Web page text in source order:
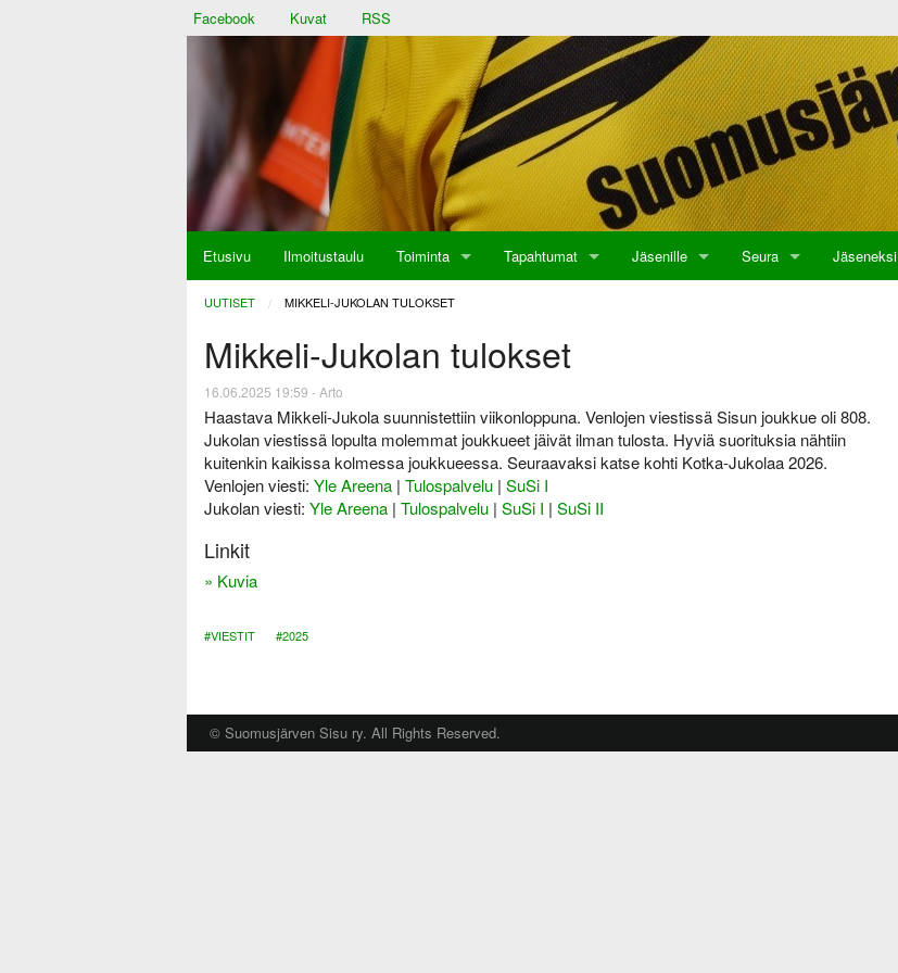
Facebook Kuvat RSS
Etusivu Ilmoitustaulu Toiminta Tapahtumat Jäsenille Seura Jäseneksi
UUTISET CURRENT:
MIKKELI-JUKOLAN TULOKSET
Mikkeli-Jukolan tulokset
16.06.2025 19:59 - Arto
Haastava Mikkeli-Jukola suunnistettiin viikonloppuna. Venlojen viestissä Sisun joukkue oli 808.
Jukolan viestissä lopulta molemmat joukkueet jäivät ilman tulosta. Hyviä suorituksia nähtiin
kuitenkin kaikissa kolmessa joukkueessa. Seuraavaksi katse kohti Kotka-Jukolaa 2026.
Venlojen viesti: Yle Areena | Tulospalvelu | SuSi I
Jukolan viesti: Yle Areena | Tulospalvelu | SuSi I | SuSi II
Linkit
» Kuvia
#VIESTIT #2025
© Suomusjärven Sisu ry. All Rights Reserved.